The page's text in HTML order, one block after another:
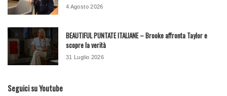
4 Agosto 2026
BEAUTIFUL PUNTATE ITALIANE – Brooke affronta Taylor e
scopre la verità
31 Luglio 2026
Seguici su Youtube